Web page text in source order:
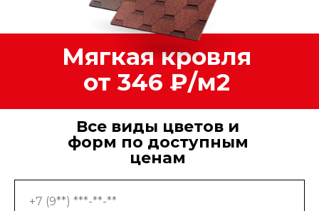
Мягкая кровля
от 346 ₽/м2
Все виды цветов и
форм по доступным
ценам